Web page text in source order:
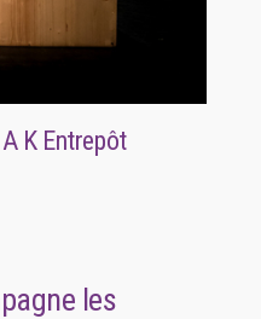
K Entrepôt
les